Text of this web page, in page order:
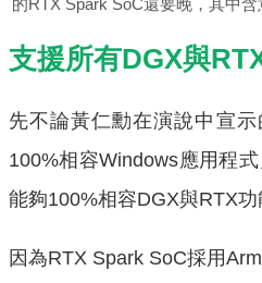
的RTX Spark SoC還要晚，其中含
支援所有DGX與
先不論黃仁勳在演說中宣
100%相容Windows應用程
能夠100%相容DGX與RTX功
因為RTX Spark SoC採用